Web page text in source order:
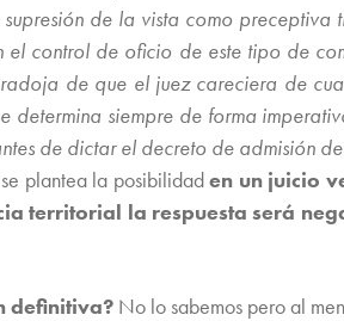
supresión de la vista como
el control de oficio de este tipo de
de que el juez careciera de
determina siempre de forma
de dictar el decreto de admisión
plantea la posibilidaden un juicio
territorial la respuesta será
definitiva? No lo sabemos pero al